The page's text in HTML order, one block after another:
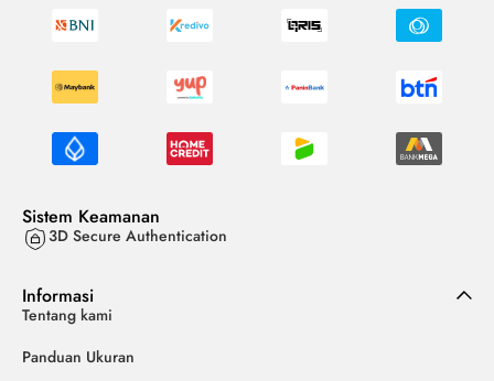
Sistem Keamanan
3D Secure Authentication
Informasi
Tentang kami
Panduan Ukuran